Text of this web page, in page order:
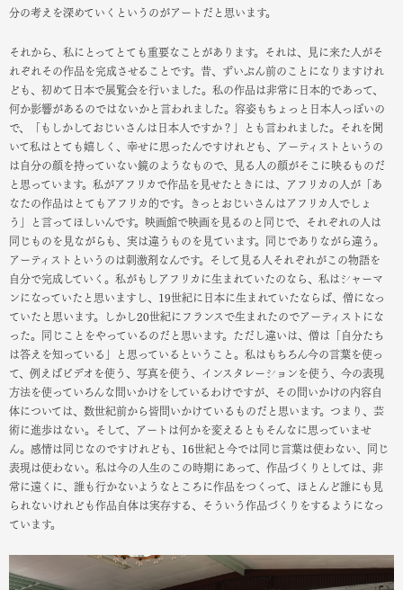
分の考えを深めていくというのがアートだと思います。
それから、私にとってとても重要なことがあります。それは、見に来た人がそ
れぞれその作品を完成させることです。昔、ずいぶん前のことになりますけれ
ども、初めて日本で展覧会を行いました。私の作品は非常に日本的であって、
何か影響があるのではないかと言われました。容姿もちょっと日本人っぽいの
で、「もしかしておじいさんは日本人ですか？」とも言われました。それを聞
いて私はとても嬉しく、幸せに思ったんですけれども、アーティストというの
は自分の顔を持っていない鏡のようなもので、見る人の顔がそこに映るものだ
と思っています。私がアフリカで作品を見せたときには、アフリカの人が「あ
なたの作品はとてもアフリカ的です。きっとおじいさんはアフリカ人でしょ
う」と言ってほしいんです。映画館で映画を見るのと同じで、それぞれの人は
同じものを見ながらも、実は違うものを見ています。同じでありながら違う。
アーティストというのは刺激剤なんです。そして見る人それぞれがこの物語を
自分で完成していく。私がもしアフリカに生まれていたのなら、私はシャーマ
ンになっていたと思いますし、19世紀に日本に生まれていたならば、僧になっ
ていたと思います。しかし20世紀にフランスで生まれたのでアーティストにな
った。同じことをやっているのだと思います。ただし違いは、僧は「自分たち
は答えを知っている」と思っているということ。私はもちろん今の言葉を使っ
て、例えばビデオを使う、写真を使う、インスタレーションを使う、今の表現
方法を使っていろんな問いかけをしているわけですが、その問いかけの内容自
体については、数世紀前から皆問いかけているものだと思います。つまり、芸
術に進歩はない。そして、アートは何かを変えるともそんなに思っていませ
ん。感情は同じなのですけれども、16世紀と今では同じ言葉は使わない、同じ
表現は使わない。私は今の人生のこの時期にあって、作品づくりとしては、非
常に遠くに、誰も行かないようなところに作品をつくって、ほとんど誰にも見
られないけれども作品自体は実存する、そういう作品づくりをするようになっ
ています。